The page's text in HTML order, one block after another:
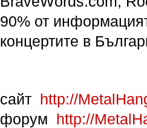
90% от
концертите в
сайт
http://
форум
http://